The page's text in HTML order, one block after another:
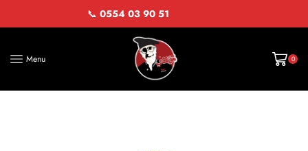
📞 0554 03 90 51
Menu 0